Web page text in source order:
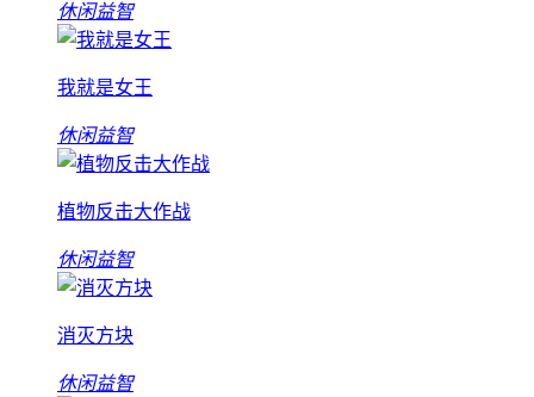
休闲益智
我就是女王
休闲益智
植物反击大作战
休闲益智
消灭方块
休闲益智